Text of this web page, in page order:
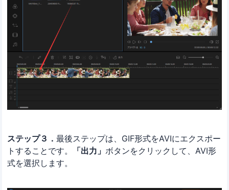
ステップ３．最後ステップは、GIF形式をAVIにエクスポー
トすることです。
「出力」 ボタンをクリックして、AVI形
式を選択します。